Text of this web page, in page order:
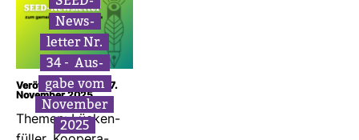
News­
letter Nr.
34 – Aus­
gabe vom
November
2025
Veröffentlicht am: 27.
November 2025
Themen: Lücken­